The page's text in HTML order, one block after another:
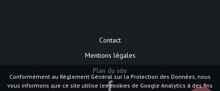
Conformément au Règlement Général sur la Protection des Données, nous
vous informons que ce site utilise les cookies de Google Analytics à des fins
Contact
Mentions légales
Plan du site